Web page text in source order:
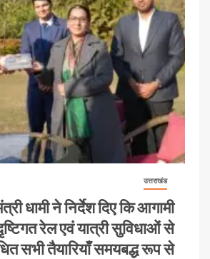
उत्तराखंड
धामी ने निर्देश दिए कि आगामी
रेल एवं यात्री सुविधाओं से
सभी तैयारियाँ समयबद्ध रूप से